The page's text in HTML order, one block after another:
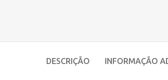
DESCRIÇÃO INFORMAÇÃO